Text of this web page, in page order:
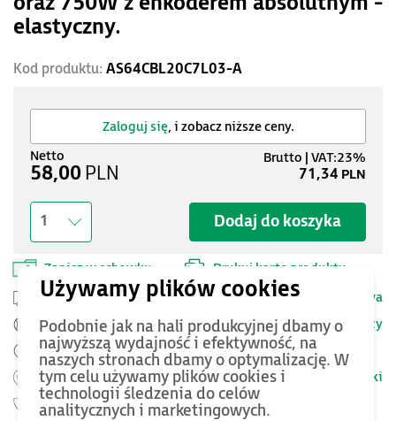
elastyczny.
Kod produktu: AS64CBL20C7L03-A
Zaloguj się, i zobacz niższe ceny.
Dodaj do koszyka
1
Zapisz w schowku Drukuj kartę produktu
58,00 PLN 71,34 PLN
Przesyłka kurierska -25 PLN netto
Dostawa
Pomoc Techniczna ASTOR
Szczegóły
Zamów przed 12:00 - dostawa następnego dnia
Możesz zwrócić produktdo 14 dni.
Warunki
Gwarancja30 miesięcy
Podobnie jak na hali produkcyjnej dbamy o
najwyższą wydajność i efektywność, na
naszych stronach dbamy o optymalizację. W
tym celu używamy plików cookies i
technologii śledzenia do celów
analitycznych i marketingowych.